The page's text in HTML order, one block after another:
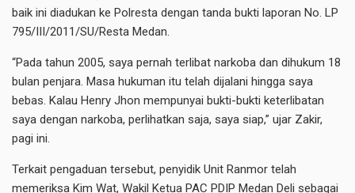
baik ini diadukan ke Polresta dengan tanda bukti laporan No. LP
795/III/2011/SU/Resta Medan.
“Pada tahun 2005, saya pernah terlibat narkoba dan dihukum 18
bulan penjara. Masa hukuman itu telah dijalani hingga saya
bebas. Kalau Henry Jhon mempunyai bukti-bukti keterlibatan
saya dengan narkoba, perlihatkan saja, saya siap,” ujar Zakir,
pagi ini.
Terkait pengaduan tersebut, penyidik Unit Ranmor telah
memeriksa Kim Wat, Wakil Ketua PAC PDIP Medan Deli sebagai